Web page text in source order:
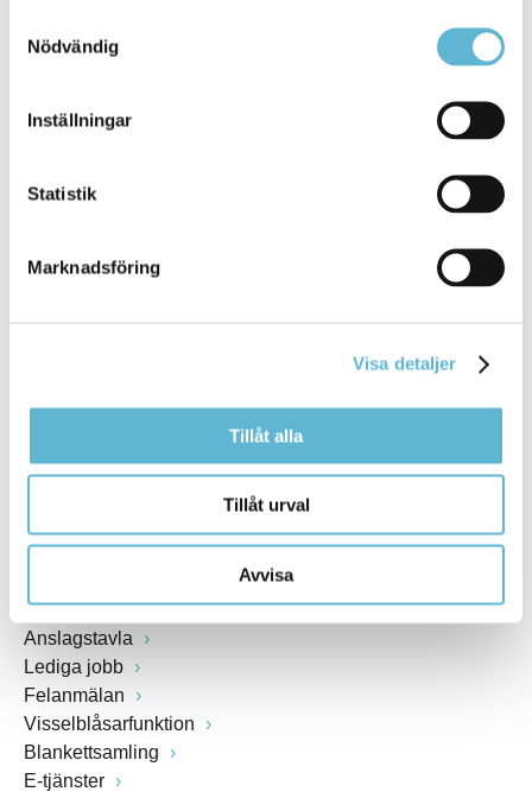
Nödvändig
Inställningar
Statistik
Marknadsföring
Visa detaljer
Tillåt alla
Tillåt urval
Avvisa
Kommunhuset, Storgatan 48
E-post
Växel: 0456-82 20 00
Org.nr: 212000-0894
SNABBVAL
Öppettider växel och reception i kommunhuset
Anslagstavla
Lediga jobb
Felanmälan
Visselblåsarfunktion
Blankettsamling
E-tjänster